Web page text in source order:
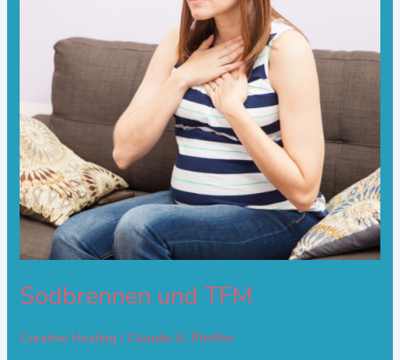
Sodbrennen und TFM
Creative Healing / Claudia A. Pfeiffer